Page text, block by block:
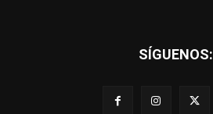
SÍGUENOS: